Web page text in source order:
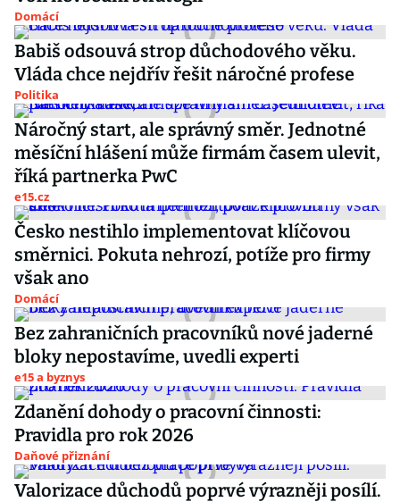
Domácí
Babiš odsouvá strop důchodového věku.
Vláda chce nejdřív řešit náročné profese
Politika
Náročný start, ale správný směr. Jednotné
měsíční hlášení může firmám časem ulevit,
říká partnerka PwC
e15.cz
Česko nestihlo implementovat klíčovou
směrnici. Pokuta nehrozí, potíže pro firmy
však ano
Domácí
Bez zahraničních pracovníků nové jaderné
bloky nepostavíme, uvedli experti
e15 a byznys
Zdanění dohody o pracovní činnosti:
Pravidla pro rok 2026
Daňové přiznání
Valorizace důchodů poprvé výrazněji posílí.